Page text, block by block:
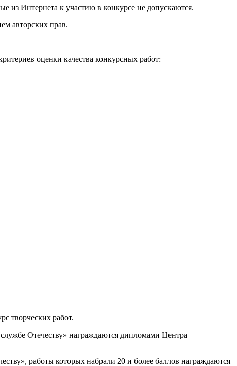
из Интернета к участию в конкурсе не допускаются.
авторских прав.
оценки качества конкурсных работ:
творческих работ.
Отечеству» награждаются дипломами Центра
работы которых набрали 20 и более баллов награждаются